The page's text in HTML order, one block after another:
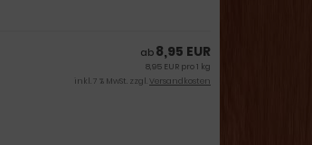
ab 8,95 EUR
8,95 EUR pro 1 kg
inkl. 7 % MwSt. zzgl.Versandkosten